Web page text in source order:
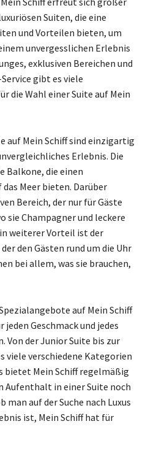
Suiten, die eine
und Vorteilen bieten, um
unvergesslichen Erlebnis
exklusiven Bereichen und
gibt es viele
die Wahl einer Suite auf Mein
auf Mein Schiff sind einzigartig
Erlebnis. Die
Balkone, die einen
Meer bieten. Darüber
Bereich, der nur für Gäste
sie Champagner und leckere
weiterer Vorteil ist der
den Gästen rund um die Uhr
bei allem, was sie brauchen,
auf Mein Schiff
Geschmack und jedes
Von der Junior Suite bis zur
viele verschiedene Kategorien
bietet Mein Schiff regelmäßig
Aufenthalt in einer Suite noch
auf der Suche nach Luxus
ist, Mein Schiff hat für